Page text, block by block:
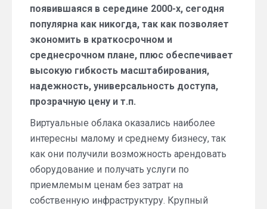
появившаяся в середине 2000-х, сегодня
популярна как никогда, так как позволяет
экономить в краткосрочном и
среднесрочном плане, плюс обеспечивает
высокую гибкость масштабирования,
надежность, универсальность доступа,
прозрачную цену и т.п.
Виртуальные облака оказались наиболее
интересны малому и среднему бизнесу, так
как они получили возможность арендовать
оборудование и получать услуги по
приемлемым ценам без затрат на
собственную инфраструктуру. Крупный